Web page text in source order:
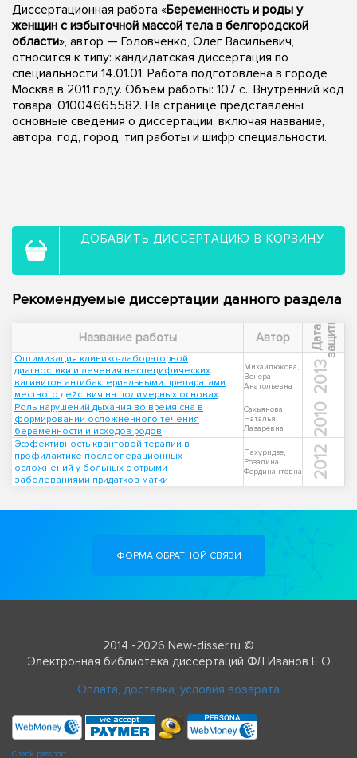
Диссертационная работа «Беременность и роды у
женщин с избыточной массой тела в белгородской
области», автор — Головченко, Олег Васильевич,
относится к типу: кандидатская диссертация по
специальности 14.01.01. Работа подготовлена в городе
Москва в 2011 году. Объем работы: 107 с.. Внутренний код
товара: 01004665582. На странице представлены
основные сведения о диссертации, включая название,
автора, год, город, тип работы и шифр специальности.
ДОБАВИТЬ ДИССЕРТАЦИЮ В КОРЗИНУ
Рекомендуемые диссертации данного раздела
Название работы Автор Д
а
т
а
з
а
щ
и
т ы
Оптимизация клинико-лабораторной
диагностики и лечения неспецифических
вагинитов антибактериальными препаратами
местного действия на полимерных основах
Михайлюкова,
Венера
Анатольевна
2013
Роль нарушений дыхания во время сна в
формировании осложненного течения
беременности и исходов родов
Сахьянова,
Наталья
Лазаревна
2010
Эффективность квантовой терапии в
профилактике послеоперационных
осложнений у больных с отрыми
заболеваниями придатков матки
Пахуридзе,
Розалина
Фердинантовна
2012
ФОРМА ОБРАТНОЙ СВЯЗИ
2014 -2026 New-disser.ru ©
Электронная библиотека диссертаций ФЛ Иванов Е О
Оплата, доставка, условия возврата
Check passport